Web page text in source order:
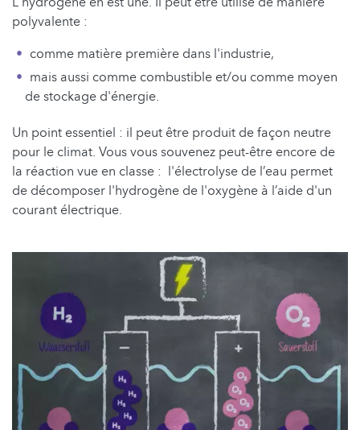
polyvalente :
comme matière première dans l'industrie,
mais aussi comme combustible et/ou comme moyen
de stockage d'énergie.
Un point essentiel : il peut être produit de façon neutre
pour le climat. Vous vous souvenez peut-être encore de
la réaction vue en classe : l'électrolyse de l’eau permet
de décomposer l'hydrogène de l'oxygène à l’aide d'un
courant électrique.